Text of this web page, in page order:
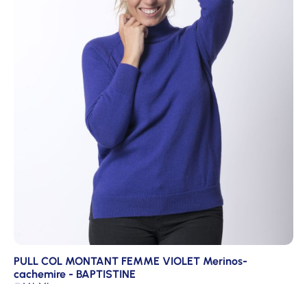
PULL COL MONTANT FEMME VIOLET Merinos-
cachemire - BAPTISTINE